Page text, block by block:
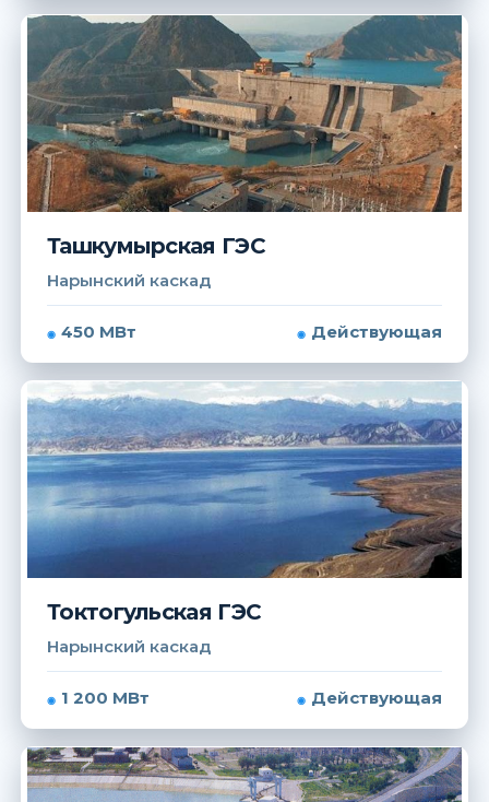
Ташкумырская ГЭС
Нарынский каскад
450 МВт Действующая
Токтогульская ГЭС
Нарынский каскад
1 200 МВт Действующая